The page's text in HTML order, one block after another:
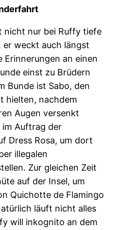
nicht nur bei Ruffy tiefe
er weckt auch längst
Erinnerungen an einen
einst zu Brüdern
Bunde ist Sabo, den
hielten, nachdem
Augen versenkt
im Auftrag der
Dress Rosa, um dort
illegalen
Zur gleichen Zeit
auf der Insel, um
Quichotte de Flamingo
läuft nicht alles
will inkognito an dem